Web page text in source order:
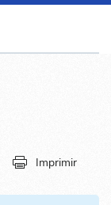
Imprimir